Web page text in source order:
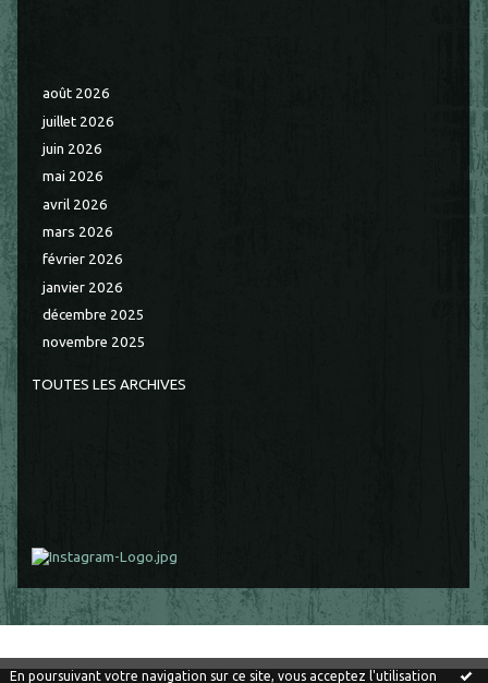
En poursuivant votre navigation sur ce site, vous acceptez l'utilisation
août 2026
juillet 2026
juin 2026
mai 2026
avril 2026
mars 2026
février 2026
janvier 2026
décembre 2025
novembre 2025
TOUTES LES ARCHIVES